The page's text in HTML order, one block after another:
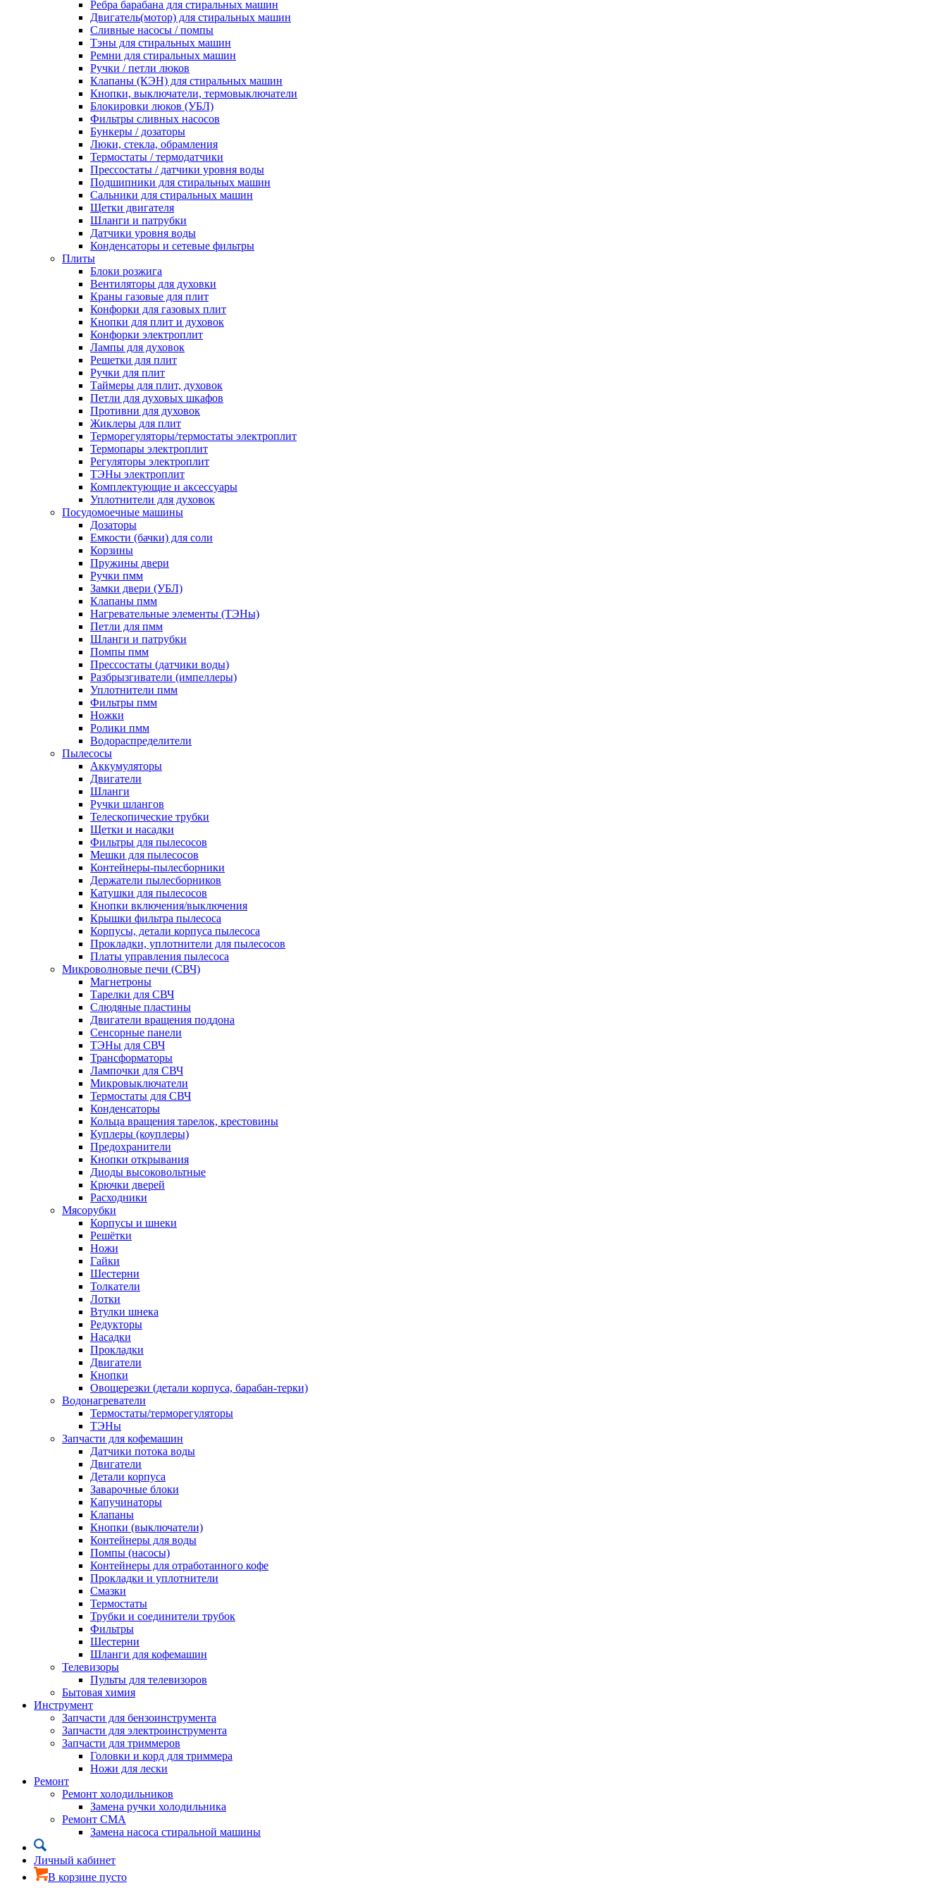
Ребра барабана для стиральных машин
Двигатель(мотор) для стиральных машин
Сливные насосы / помпы
Тэны для стиральных машин
Ремни для стиральных машин
Ручки / петли люков
Клапаны (КЭН) для стиральных машин
Кнопки, выключатели, термовыключатели
Блокировки люков (УБЛ)
Фильтры сливных насосов
Бункеры / дозаторы
Люки, стекла, обрамления
Термостаты / термодатчики
Прессостаты / датчики уровня воды
Подшипники для стиральных машин
Сальники для стиральных машин
Щетки двигателя
Шланги и патрубки
Датчики уровня воды
Конденсаторы и сетевые фильтры
Плиты
Блоки розжига
Вентиляторы для духовки
Краны газовые для плит
Конфорки для газовых плит
Кнопки для плит и духовок
Конфорки электроплит
Лампы для духовок
Решетки для плит
Ручки для плит
Таймеры для плит, духовок
Петли для духовых шкафов
Противни для духовок
Жиклеры для плит
Терморегуляторы/термостаты электроплит
Термопары электроплит
Регуляторы электроплит
ТЭНы электроплит
Комплектующие и аксессуары
Уплотнители для духовок
Посудомоечные машины
Дозаторы
Емкости (бачки) для соли
Корзины
Пружины двери
Ручки пмм
Замки двери (УБЛ)
Клапаны пмм
Нагревательные элементы (ТЭНы)
Петли для пмм
Шланги и патрубки
Помпы пмм
Прессостаты (датчики воды)
Разбрызгиватели (импеллеры)
Уплотнители пмм
Фильтры пмм
Ножки
Ролики пмм
Водораспределители
Пылесосы
Аккумуляторы
Двигатели
Шланги
Ручки шлангов
Телескопические трубки
Щетки и насадки
Фильтры для пылесосов
Мешки для пылесосов
Контейнеры-пылесборники
Держатели пылесборников
Катушки для пылесосов
Кнопки включения/выключения
Крышки фильтра пылесоса
Корпусы, детали корпуса пылесоса
Прокладки, уплотнители для пылесосов
Платы управления пылесоса
Микроволновые печи (СВЧ)
Магнетроны
Тарелки для СВЧ
Слюдяные пластины
Двигатели вращения поддона
Сенсорные панели
ТЭНы для СВЧ
Трансформаторы
Лампочки для СВЧ
Микровыключатели
Термостаты для СВЧ
Конденсаторы
Кольца вращения тарелок, крестовины
Куплеры (коуплеры)
Предохранители
Кнопки открывания
Диоды высоковольтные
Крючки дверей
Расходники
Мясорубки
Корпусы и шнеки
Решётки
Ножи
Гайки
Шестерни
Толкатели
Лотки
Втулки шнека
Редукторы
Насадки
Прокладки
Двигатели
Кнопки
Овощерезки (детали корпуса, барабан-терки)
Водонагреватели
Термостаты/терморегуляторы
ТЭНы
Запчасти для кофемашин
Датчики потока воды
Двигатели
Детали корпуса
Заварочные блоки
Капучинаторы
Клапаны
Кнопки (выключатели)
Контейнеры для воды
Помпы (насосы)
Контейнеры для отработанного кофе
Прокладки и уплотнители
Смазки
Термостаты
Трубки и соединители трубок
Фильтры
Шестерни
Шланги для кофемашин
Телевизоры
Пульты для телевизоров
Бытовая химия
Инструмент
Запчасти для бензоинструмента
Запчасти для электроинструмента
Запчасти для триммеров
Головки и корд для триммера
Ножи для лески
Ремонт
Ремонт холодильников
Замена ручки холодильника
Ремонт СМА
Замена насоса стиральной машины
Личный кабинет
В корзине пусто